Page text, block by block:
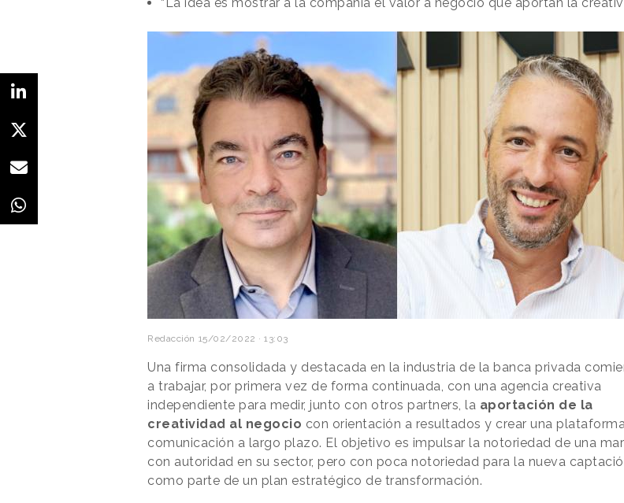
Redacción 15/02/2022 · 13:03
Una firma consolidada y destacada en la industria de la banca privada
a trabajar, por primera vez de forma continuada, con una agencia creativa
independiente para medir, junto con otros partners, la aportación de la
creatividad al negocio con orientación a resultados y crear una
comunicación a largo plazo. El objetivo es impulsar la notoriedad de una
con autoridad en su sector, pero con poca notoriedad para la nueva
como parte de un plan estratégico de transformación.